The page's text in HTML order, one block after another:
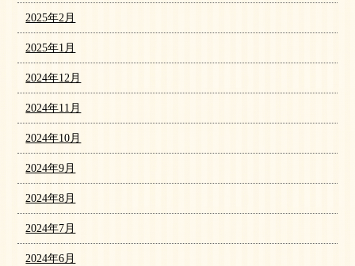
2025年2月
2025年1月
2024年12月
2024年11月
2024年10月
2024年9月
2024年8月
2024年7月
2024年6月